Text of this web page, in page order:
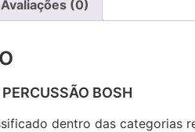
Avaliações (0)
BOSH
dentro das categorias